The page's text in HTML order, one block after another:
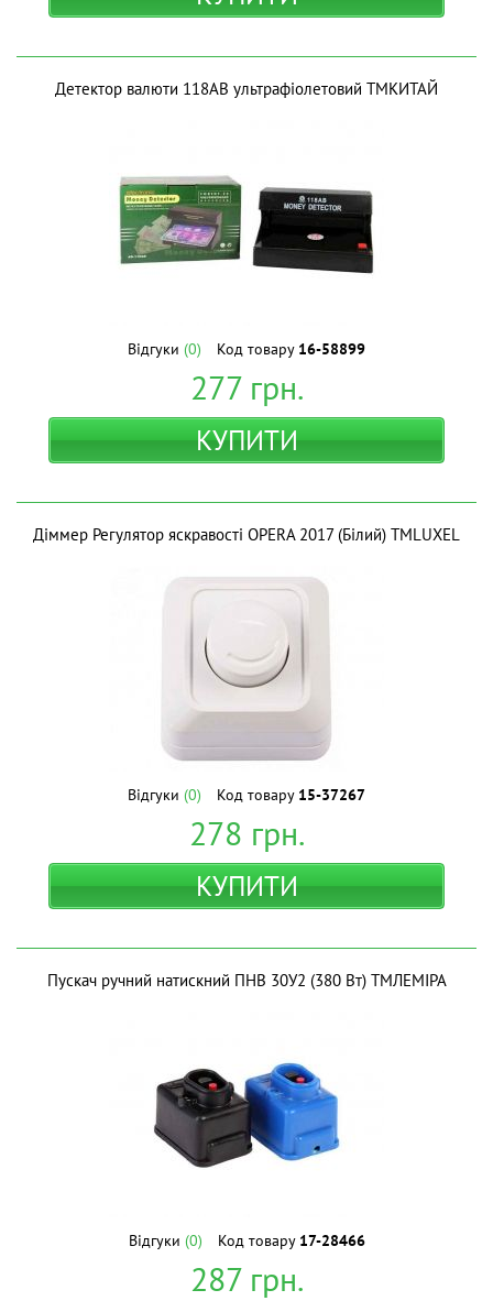
Детектор валюти 118AB ультрафіолетовий ТМКИТАЙ
Відгуки (0) Код товару 16-58899
277грн.
КУПИТИ
Діммер Регулятор яскравості OPERA 2017 (Білий) ТМLUXEL
Відгуки (0) Код товару 15-37267
278 грн.
КУПИТИ
Пускач ручний натискний ПНВ 30У2 (380 Вт) ТМЛЕМІРА
Відгуки (0) Код товару 17-28466
287грн.